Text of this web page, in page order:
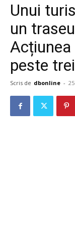
Unui
un
peste
Scris de dbonline -